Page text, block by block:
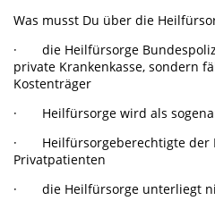
Was musst Du über die
· die Heilfürsorge
private Krankenkasse, sondern
Kostenträger
· Heilfürsorge wird als
· Heilfürsorgeberechtigte der
Privatpatienten
· die Heilfürsorge unterliegt